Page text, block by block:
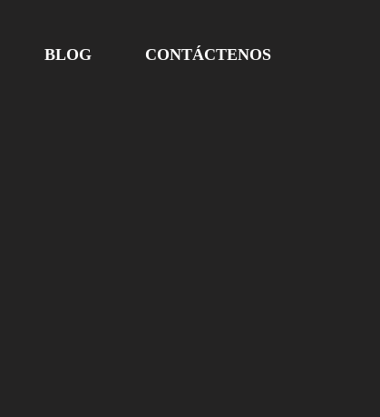
BLOG CONTÁCTENOS